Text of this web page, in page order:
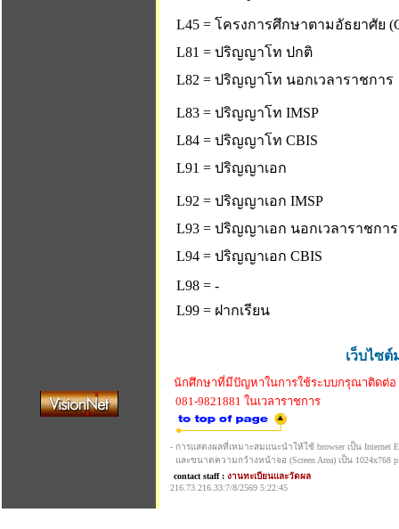
L45 = โครงการศึกษาตามอัธยาศัย
L81 = ปริญญาโท ปกติ
L82 = ปริญญาโท นอกเวลาราชการ
L83 = ปริญญาโท IMSP
L84 = ปริญญาโท CBIS
L91 = ปริญญาเอก
L92 = ปริญญาเอก IMSP
L93 = ปริญญาเอก นอกเวลาราชการ
L94 = ปริญญาเอก CBIS
L98 = -
L99 = ฝากเรียน
เว็บไซ
นักศึกษาที่มีปัญหาในการใช้ระบบกรุณาติดต่อ
081-9821881 ในเวลาราชการ
- การแสดงผลที่เหมาะสมแนะนำให้ใช้ browser เป็น Internet
และขนาดความกว้างหน้าจอ (Screen Area) เป็น 1024x768
contact staff : งานทะเบียนและวัดผล
216.73.216.33:7/8/2569 5:22:45